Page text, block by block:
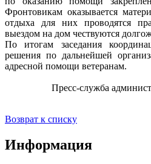
Фронтовикам оказывается
отдыха для них проводятся
выездом на дом чествуются
По итогам заседания
решения по дальнейшей
адресной помощи ветеранам.
Пресс-служба
Возврат к списку
Информация